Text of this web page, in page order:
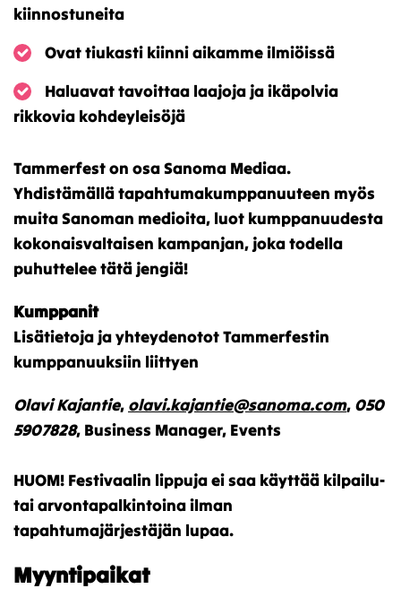
kiinnostuneita​
Ovat tiukasti kiinni aikamme ilmiöissä​
Haluavat tavoittaa laajoja ja ikäpolvia
rikkovia kohdeyleisöjä​
Tammerfest on osa Sanoma Mediaa. ​
Yhdistämällä tapahtumakumppanuuteen myös
muita Sanoman medioita, luot kumppanuudesta
kokonaisvaltaisen kampanjan, joka todella
puhuttelee tätä jengiä!
​Kumppanit
Lisätietoja ja yhteydenotot Tammerfestin
kumppanuuksiin liittyen
Olavi Kajantie, olavi.kajantie@sanoma.com, 050
5907828, Business Manager, Events
HUOM! Festivaalin lippuja ei saa käyttää kilpailu-
tai arvontapalkintoina ilman
tapahtumajärjestäjän lupaa.
Myyntipaikat